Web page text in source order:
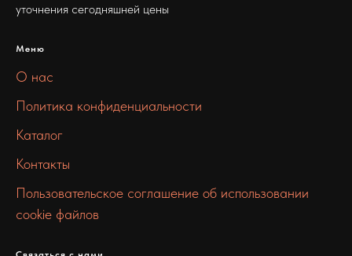
уточнения сегодняшней цены
Меню
О нас
Политика конфиденциальности
Каталог
Контакты
Пользовательское соглашение об использовании
cookie файлов